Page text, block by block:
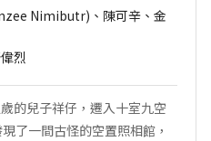
Nimibutr)、陳可辛、金
烈
的兒子祥仔，遷入十室九空
了一間古怪的空置照相館，